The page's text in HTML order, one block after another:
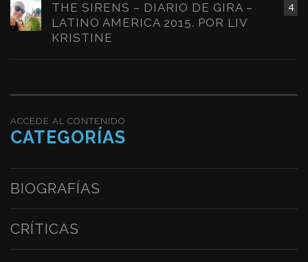
4
THE SIRENS – DIARIO DE GIRA –
LATINO AMERICA 2015. POR LIV
KRISTINE
ACCEDE AL CONTENIDO
CATEGORÍAS
BIOGRAFÍAS
CRÍTICAS